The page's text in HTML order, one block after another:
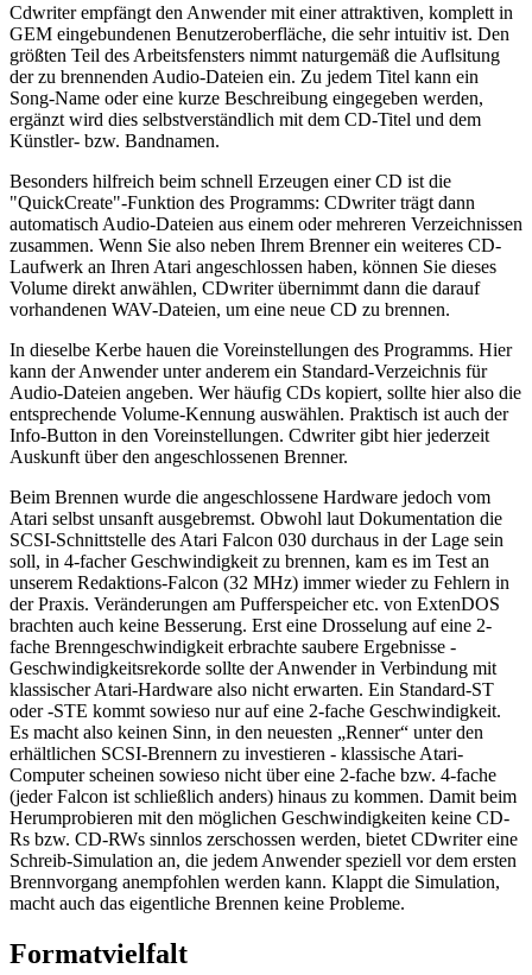
Cdwriter empfängt den Anwender mit einer attraktiven, komplett in
GEM eingebundenen Benutzeroberfläche, die sehr intuitiv ist. Den
größten Teil des Arbeitsfensters nimmt naturgemäß die Auflsitung
der zu brennenden Audio-Dateien ein. Zu jedem Titel kann ein
Song-Name oder eine kurze Beschreibung eingegeben werden,
ergänzt wird dies selbstverständlich mit dem CD-Titel und dem
Künstler- bzw. Bandnamen.
Besonders hilfreich beim schnell Erzeugen einer CD ist die
"QuickCreate"-Funktion des Programms: CDwriter trägt dann
automatisch Audio-Dateien aus einem oder mehreren Verzeichnissen
zusammen. Wenn Sie also neben Ihrem Brenner ein weiteres CD-
Laufwerk an Ihren Atari angeschlossen haben, können Sie dieses
Volume direkt anwählen, CDwriter übernimmt dann die darauf
vorhandenen WAV-Dateien, um eine neue CD zu brennen.
In dieselbe Kerbe hauen die Voreinstellungen des Programms. Hier
kann der Anwender unter anderem ein Standard-Verzeichnis für
Audio-Dateien angeben. Wer häufig CDs kopiert, sollte hier also die
entsprechende Volume-Kennung auswählen. Praktisch ist auch der
Info-Button in den Voreinstellungen. Cdwriter gibt hier jederzeit
Auskunft über den angeschlossenen Brenner.
Beim Brennen wurde die angeschlossene Hardware jedoch vom
Atari selbst unsanft ausgebremst. Obwohl laut Dokumentation die
SCSI-Schnittstelle des Atari Falcon 030 durchaus in der Lage sein
soll, in 4-facher Geschwindigkeit zu brennen, kam es im Test an
unserem Redaktions-Falcon (32 MHz) immer wieder zu Fehlern in
der Praxis. Veränderungen am Pufferspeicher etc. von ExtenDOS
brachten auch keine Besserung. Erst eine Drosselung auf eine 2-
fache Brenngeschwindigkeit erbrachte saubere Ergebnisse -
Geschwindigkeitsrekorde sollte der Anwender in Verbindung mit
klassischer Atari-Hardware also nicht erwarten. Ein Standard-ST
oder -STE kommt sowieso nur auf eine 2-fache Geschwindigkeit.
Es macht also keinen Sinn, in den neuesten „Renner“ unter den
erhältlichen SCSI-Brennern zu investieren - klassische Atari-
Computer scheinen sowieso nicht über eine 2-fache bzw. 4-fache
(jeder Falcon ist schließlich anders) hinaus zu kommen. Damit beim
Herumprobieren mit den möglichen Geschwindigkeiten keine CD-
Rs bzw. CD-RWs sinnlos zerschossen werden, bietet CDwriter eine
Schreib-Simulation an, die jedem Anwender speziell vor dem ersten
Brennvorgang anempfohlen werden kann. Klappt die Simulation,
macht auch das eigentliche Brennen keine Probleme.
Formatvielfalt